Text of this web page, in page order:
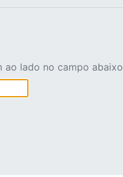
ao lado no campo abaixo